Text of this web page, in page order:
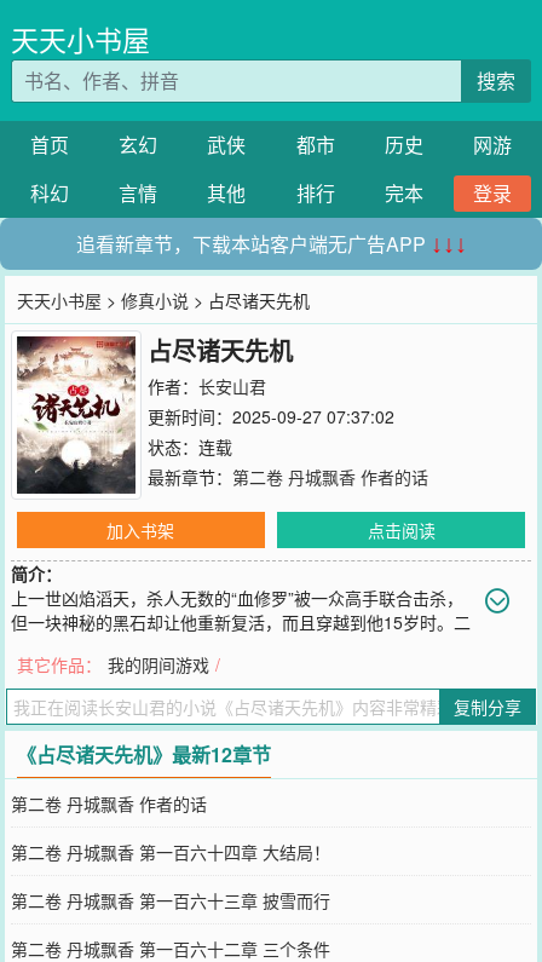
天天小书屋
搜索
首页 玄幻 武侠 都市 历史
网游
科幻
言情 其他 排行 完本
登录
追看新章节，下载本站客户端无广告APP ↓↓↓
天天小书屋 >修真小说 > 占尽诸天先机
占尽诸天先机
作者： 长安山君
更新时间：2025-09-27 07:37:02
状态：连载
最新章节： 第二卷 丹城飘香 作者的话
加入书架
点击阅读
简介：
上一世凶焰滔天，杀人无数的“血修罗”被一众高手联合击杀，
但一块神秘的黑石却让他重新复活，而且穿越到他15岁时。二
之中的仙境，哪怕是再杀出一条白骨铺就的血路。“逍......遥风雨自平
生，机缘先机入我瓮。”“我叫林落，手起刀落的落。”【展开】【收
起】
您要是觉得《 占尽诸天先机 》还不错的话请不要忘记向您QQ群和微博
微信里的朋友推荐哦！
其它作品： 我的阴间游戏 /
复制分享
《占尽诸天先机》最新12章节
第二卷 丹城飘香 作者的话
第二卷 丹城飘香 第一百六十四章 大结局！
第二卷 丹城飘香 第一百六十三章 披雪而行
第二卷 丹城飘香 第一百六十二章 三个条件